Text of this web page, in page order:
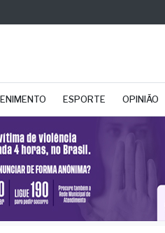
ESPORTE OPINIÃO